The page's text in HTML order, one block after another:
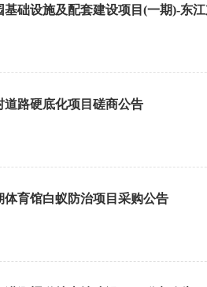
础设施及配套建设项目(一期)-东
道路硬底化项目磋商公告
育馆白蚁防治项目采购公告